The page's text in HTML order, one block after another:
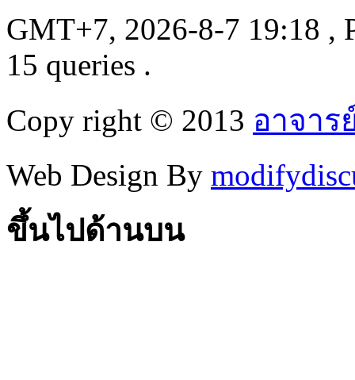
GMT+7, 2026-8-7 19:18 ,
15 queries .
Copy right © 2013 อาจาร
Web Design By
ขึ้นไปด้านบน